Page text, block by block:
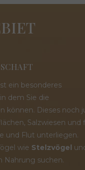
ein besonderes
dem Sie die
können. Dieses noch
Salzwiesen und
und Flut unterliegen.
wie Stelzvögel
Nahrung suchen.